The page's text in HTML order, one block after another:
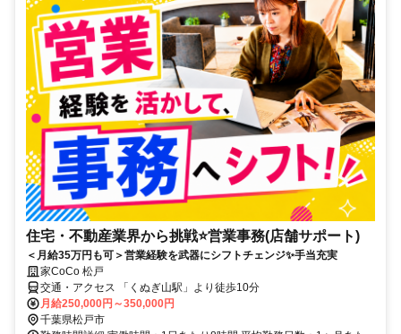
住宅・不動産業界から挑戦⭐営業事務(店舗サポート)
＜月給35万円も可＞営業経験を武器にシフトチェンジ✨手当充実
家CoCo 松戸
交通・アクセス 「くぬぎ山駅」より徒歩10分
月給250,000円～350,000円
千葉県松戸市